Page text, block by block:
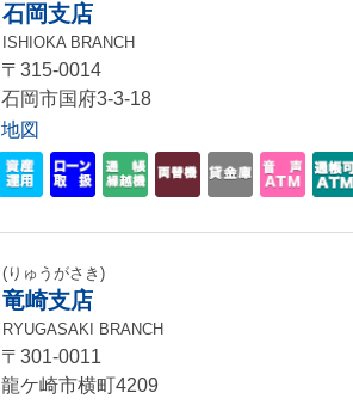
石岡支店
ISHIOKA BRANCH
〒315-0014
石岡市国府3-3-18
地図
(りゅうがさき)
竜崎支店
RYUGASAKI BRANCH
〒301-0011
龍ケ崎市横町4209